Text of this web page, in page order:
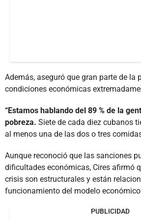
Además, aseguró que gran parte de la
condiciones económicas
“Estamos hablando del 89 % de la
pobreza. Siete de cada diez cubanos
al menos una de las dos o tres
Aunque reconoció que las sanciones
dificultades económicas, Cires afirmó
crisis son estructurales y están
funcionamiento del modelo
PUBLICIDAD